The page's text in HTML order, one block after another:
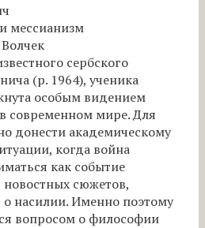
мессианизм
сербского
(р. 1964), ученика
особым видением
современном мире. Для
донести академическому
когда война
как событие
сюжетов,
насилии. Именно поэтому
вопросом о философии